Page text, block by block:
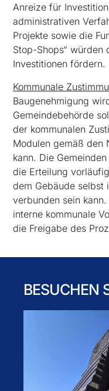
Anreize für
administrativen
Projekte sowie die
Stop-Shops“ würden
Investitionen fördern.
Kommunale
Baugenehmigung
Gemeindebehörde
der kommunalen
Modulen gemäß den
kann. Die
die Erteilung
dem Gebäude selbst
verbunden sein
interne kommunale
die Freigabe des
BESUCHEN